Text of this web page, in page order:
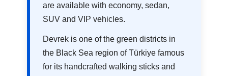
are available with economy, sedan,
SUV and VIP vehicles.
Devrek is one of the green districts in
the Black Sea region of Türkiye famous
for its handcrafted walking sticks and